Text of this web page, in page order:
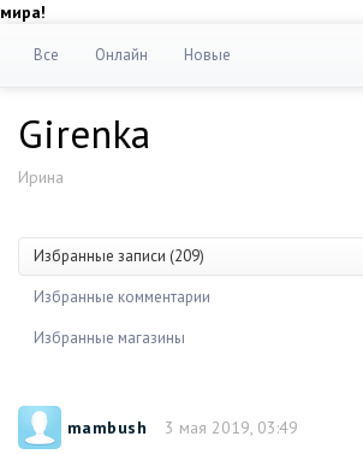
мира!
Все Онлайн Новые
Girenka
Ирина
Избранные записи (209)
Избранные комментарии
Избранные магазины
mambush 3 мая 2019, 03:49